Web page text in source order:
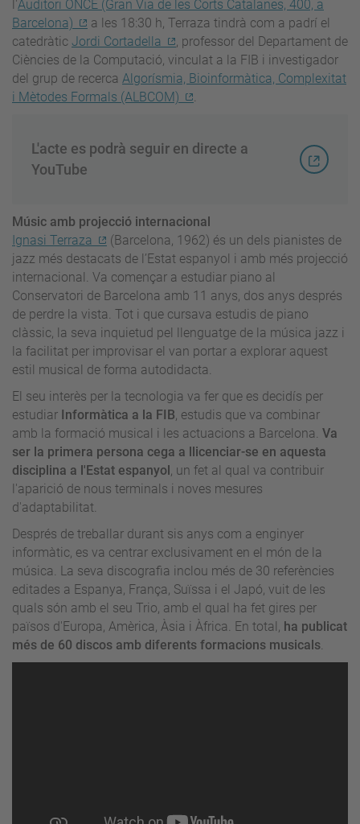
l'Auditori ONCE (Gran Via de les Corts Catalanes, 400, a
Barcelona)
a les 18:30 h, Terraza tindrà com a padrí el
catedràtic Jordi Cortadella
, professor del Departament de
Ciències de la Computació, vinculat a la FIB i investigador
del grup de recerca Algorísmia, Bioinformàtica, Complexitat
i Mètodes Formals (ALBCOM)
L'acte es podrà seguir en directe a
YouTube
Músic amb projecció internacional
Ignasi Terraza
(Barcelona, 1962) és un dels pianistes de
jazz més destacats de l’Estat espanyol i amb més projecció
internacional. Va començar a estudiar piano al
Conservatori de Barcelona amb 11 anys, dos anys després
de perdre la vista. Tot i que cursava estudis de piano
clàssic, la seva inquietud pel llenguatge de la música jazz i
la facilitat per improvisar el van portar a explorar aquest
estil musical de forma autodidacta.
El seu interès per la tecnologia va fer que es decidís per
estudiar Informàtica a la FIB , estudis que va combinar
amb la formació musical i les actuacions a Barcelona. Va
ser la primera persona cega a llicenciar-se en aquesta
disciplina a l'Estat espanyol , un fet al qual va contribuir
l'aparició de nous terminals i noves mesures
d'adaptabilitat.
Després de treballar durant sis anys com a enginyer
informàtic, es va centrar exclusivament en el món de la
música. La seva discografia inclou més de 30 referències
editades a Espanya, França, Suïssa i el Japó, vuit de les
quals són amb el seu Trio, amb el qual ha fet gires per
països d'Europa, Amèrica, Àsia i Àfrica. En total, ha publicat
més de 60 discos amb diferents formacions musicals